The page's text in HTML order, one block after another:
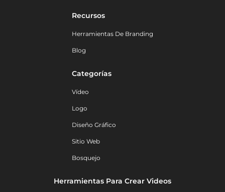
Recursos
Herramientas De Branding
Blog
Categorías
Vídeo
Logo
Diseño Gráfico
Sitio Web
Bosquejo
Herramientas Para Crear Videos